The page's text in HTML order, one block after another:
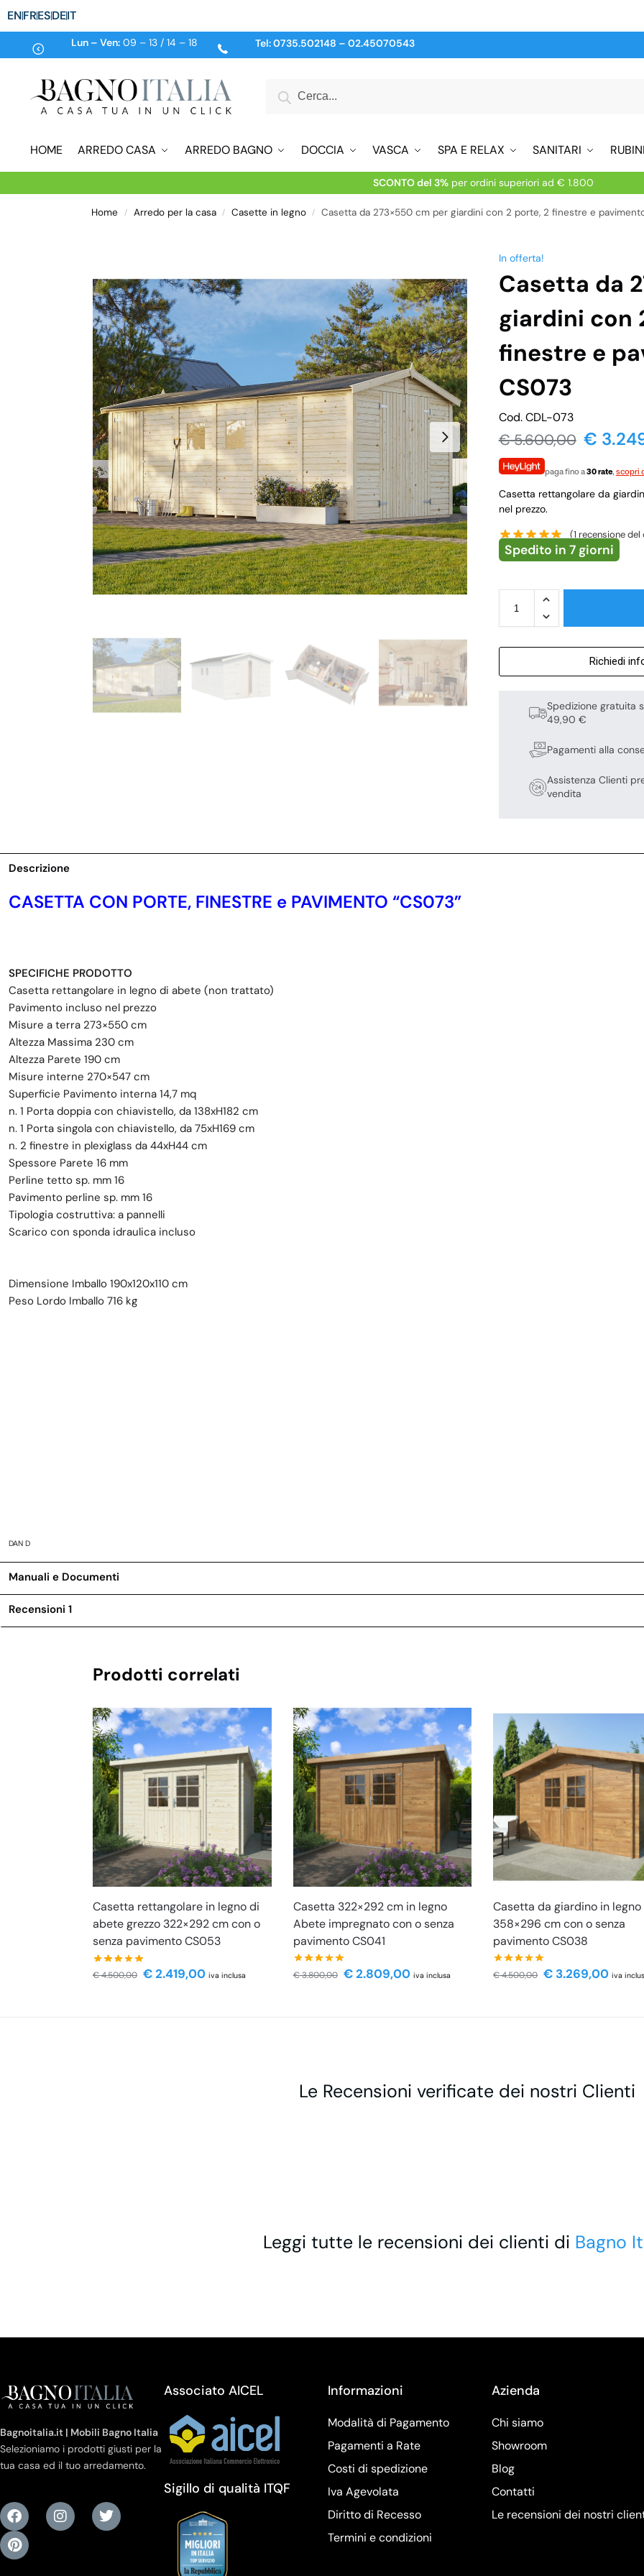
ENFRESDEIT
Lun – Ven:09 – 13 / 14 – 18 Tel:0735.502148 – 02.45070543
HOME ARREDO CASA ARREDO BAGNO DOCCIA VASCA SPA E RELAX SANITARI
SCONTO del 3%per ordini superiori ad € 1.800
Home / Arredo per la casa / Casette in legno / Casetta da 273×550 cm per giardini con 2 porte, 2 finestre e
In offerta!
Casetta da
giardini con
finestre e
CS073
Cod. CDL-073
€5.600,00 €
paga fino a30 rate, scopri
Casetta rettangolare da
nel prezzo.
(1 recensione del
Spedito in 7 giorni
Richiedi
Spedizione gratuita
49,90 €
Pagamenti alla
Assistenza Clienti
vendita
Descrizione
CASETTA CON PORTE, FINESTRE e PAVIMENTO “CS073”
SPECIFICHE PRODOTTO
Casetta rettangolare in legno di abete (non trattato)
Pavimento incluso nel prezzo
Misure a terra 273×550 cm
Altezza Massima 230 cm
Altezza Parete 190 cm
Misure interne 270×547 cm
Superficie Pavimento interna 14,7 mq
n. 1 Porta doppia con chiavistello, da 138xH182 cm
n. 1 Porta singola con chiavistello, da 75xH169 cm
n. 2 finestre in plexiglass da 44xH44 cm
Spessore Parete 16 mm
Perline tetto sp. mm 16
Pavimento perline sp. mm 16
Tipologia costruttiva: a pannelli
Scarico con sponda idraulica incluso
Dimensione Imballo 190x120x110 cm
Peso Lordo Imballo 716 kg
DAN D
Manuali e Documenti
Recensioni 1
Prodotti correlati
Casetta rettangolare in legno di
abete grezzo 322×292 cm con o
senza pavimento CS053
€4.500,00 €2.419,00 iva inclusa
Casetta 322×292 cm in legno
Abete impregnato con o senza
pavimento CS041
€3.800,00 €2.809,00 iva inclusa
Casetta da giardino in legno
358×296 cm con o senza
pavimento CS038
€4.500,00 € 3.269,00 iva
Le Recensioni verificate dei nostri Clienti
Leggi tutte le recensioni dei clienti di Bagno
Bagnoitalia.it | Mobili Bagno Italia
Selezioniamo i prodotti giusti per la
tua casa ed il tuo arredamento.
Associato AICEL
Sigillo di qualità ITQF
Informazioni
Modalità di Pagamento
Pagamenti a Rate
Costi di spedizione
Iva Agevolata
Diritto di Recesso
Termini e condizioni
Azienda
Chi siamo
Showroom
Blog
Contatti
Le recensioni dei nostri